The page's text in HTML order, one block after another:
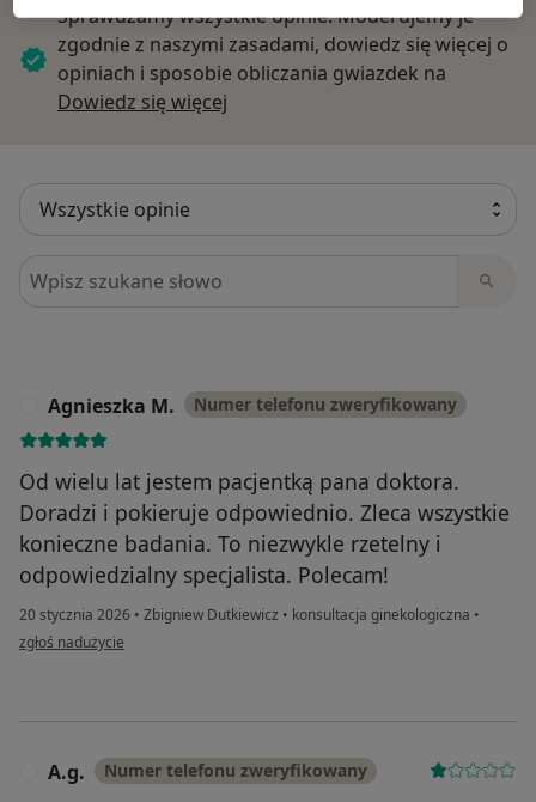
Sprawdzamy wszystkie opinie. Moderujemy je
zgodnie z naszymi zasadami, dowiedz się więcej o
opiniach i sposobie obliczania gwiazdek na
Dowiedz się więcej
Szukaj w opiniach
Agnieszka M. Numer telefonu zweryfikowany
Od wielu lat jestem pacjentką pana doktora.
Doradzi i pokieruje odpowiednio. Zleca wszystkie
konieczne badania. To niezwykle rzetelny i
odpowiedzialny specjalista. Polecam!
20 stycznia 2026 • Zbigniew Dutkiewicz • konsultacja ginekologiczna •
w opinii użytkownika Agnieszka M.
zgłoś nadużycie
A.g. Numer telefonu zweryfikowany